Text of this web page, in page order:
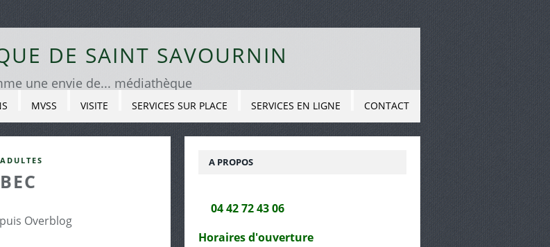
DE SAINT SAVOURNIN
une envie de... médiathèque
MVSS VISITE SERVICES SUR PLACE SERVICES EN LIGNE CONTACT
Overblog
A PROPOS
04 42 72 43 06
Horaires d'ouverture